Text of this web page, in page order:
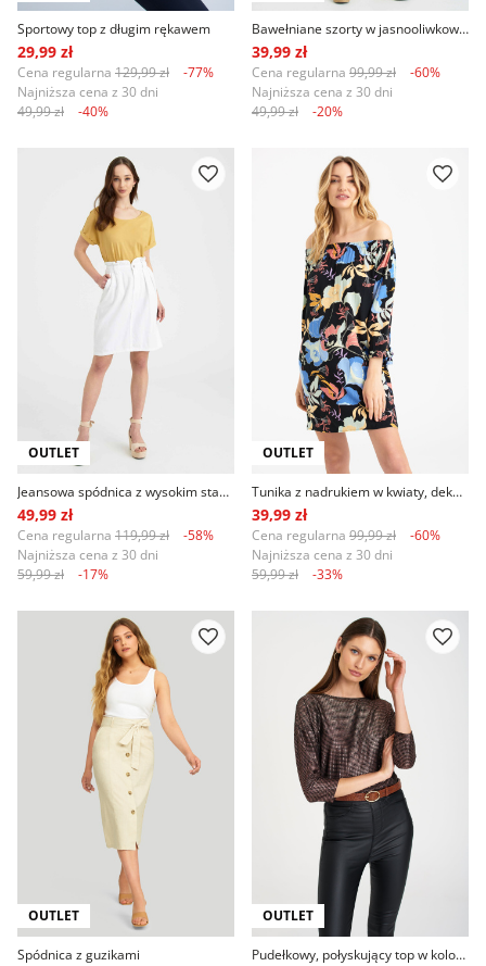
Sportowy top z długim rękawem
29,99 zł
Cena regularna 129,99 zł
-77%
Najniższa cena z 30 dni
49,99 zł
-40%
Bawełniane szorty w jasnooliwkowym kolorze
39,99 zł
Cena regularna 99,99 zł
-60%
Najniższa cena z 30 dni
49,99 zł
-20%
OUTLET
Jeansowa spódnica z wysokim stanem, biała
49,99 zł
Cena regularna 119,99 zł
-58%
Najniższa cena z 30 dni
59,99 zł
-17%
OUTLET
Tunika z nadrukiem w kwiaty, dekolt carmen
39,99 zł
Cena regularna 99,99 zł
-60%
Najniższa cena z 30 dni
59,99 zł
-33%
OUTLET
Spódnica z guzikami
OUTLET
Pudełkowy, połyskujący top w kolorze miedzi